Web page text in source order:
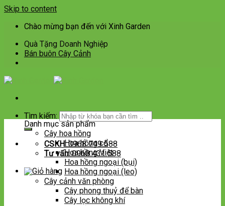
Skip to content
Chào mừng bạn đến với Xinh Garden
Quà Tặng Doanh Nghiệp
Bán buôn Cây Cảnh
Tìm kiếm:
CSKH:0968 749 588
Tư vấn:0968 431 588
Danh mục sản phẩm
Cây hoa hồng
Hoa hồng cổ
Hoa hồng Việt
Hoa hồng ngoại (bụi)
Hoa hồng ngoại (leo)
Cây cảnh văn phòng
Cây phong thuỷ để bàn
Cây lọc không khí